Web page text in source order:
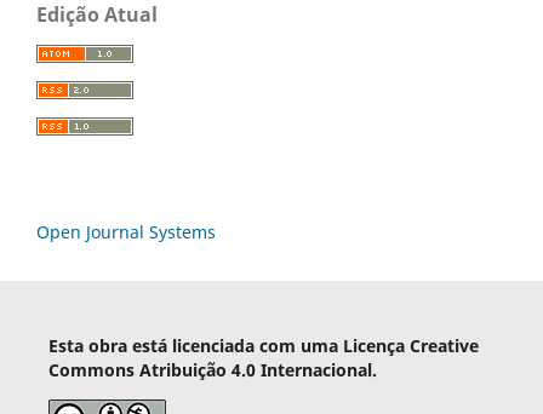
Edição Atual
Open Journal Systems
Esta obra está licenciada com uma Licença Creative
Commons Atribuição 4.0 Internacional.